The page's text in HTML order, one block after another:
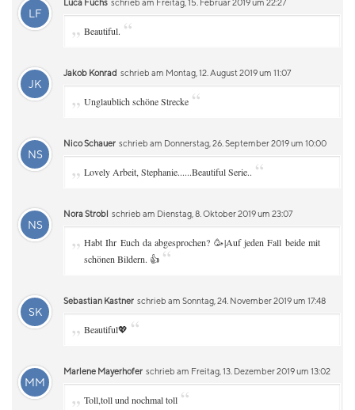
LF
„ Beautiful. “
JK
Jakob Konrad schrieb am Montag, 12. August 2019 um 11:07
„ Unglaublich schöne Strecke “
NS
Nico Schauer schrieb am Donnerstag, 26. September 2019 um 10:00
„ Lovely Arbeit, Stephanie......Beautiful Serie.. “
NS
Nora Strobl schrieb am Dienstag, 8. Oktober 2019 um 23:07
„ Habt Ihr Euch da abgesprochen? 🥳|Auf jeden Fall beide mit
schönen Bildern. 👍 “
SK
Sebastian Kastner schrieb am Sonntag, 24. November 2019 um 17:48
„ Beautiful💖 “
MM
Marlene Mayerhofer schrieb am Freitag, 13. Dezember 2019 um 13:02
„ Toll,toll und nochmal toll “